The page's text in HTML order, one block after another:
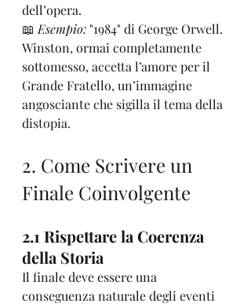
dell’opera.
📖 Esempio: "1984" di George Orwell.
Winston, ormai completamente
sottomesso, accetta l’amore per il
Grande Fratello, un’immagine
angosciante che sigilla il tema della
distopia.
2. Come Scrivere un
Finale Coinvolgente
2.1 Rispettare la Coerenza
della Storia
Il finale deve essere una
conseguenza naturale degli eventi